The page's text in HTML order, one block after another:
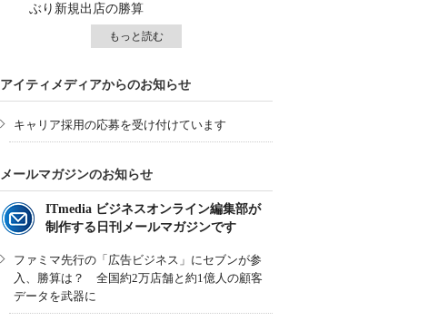
ぶり新規出店の勝算
もっと読む
アイティメディアからのお知らせ
キャリア採用の応募を受け付けています
メールマガジンのお知らせ
ITmedia ビジネスオンライン編集部が
制作する日刊メールマガジンです
ファミマ先行の「広告ビジネス」にセブンが参
入、勝算は？ 全国約2万店舗と約1億人の顧客
データを武器に